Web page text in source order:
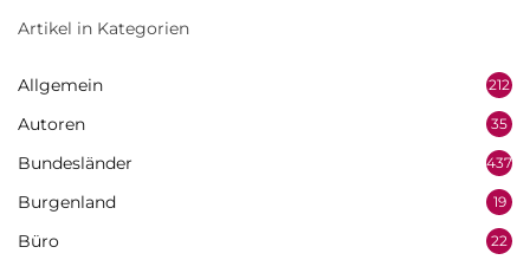
Artikel in Kategorien
Allgemein 212
Autoren 35
Bundesländer 437
Burgenland 19
Büro 22